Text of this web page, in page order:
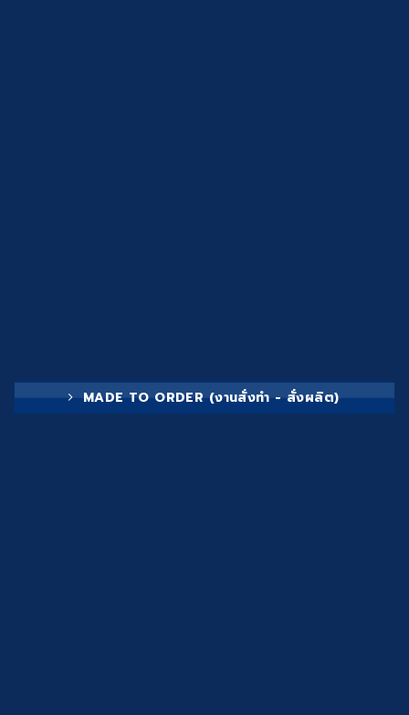
MADE TO ORDER (งานสั่งทำ - สั่งผลิต)